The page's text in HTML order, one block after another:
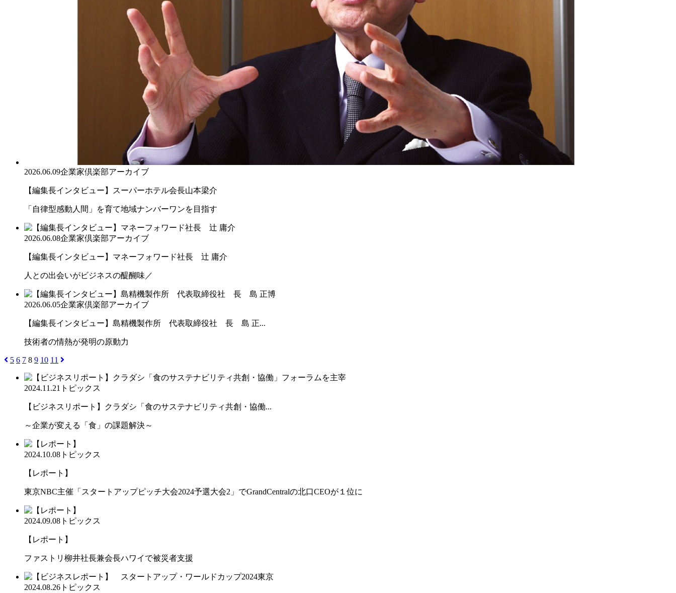
2026.06.09企業家倶楽部アーカイブ
【編集長インタビュー】スーパーホテル会長山本梁介
「自律型感動人間」を育て地域ナンバーワンを目指す
2026.06.08企業家倶楽部アーカイブ
【編集長インタビュー】マネーフォワード社長 辻 庸介
人との出会いがビジネスの醍醐味／
2026.06.05企業家倶楽部アーカイブ
【編集長インタビュー】島精機製作所 代表取締役社 長 島 正...
技術者の情熱が発明の原動力
5 6 7 8 9 10 11
2024.11.21 トピックス
【ビジネスリポート】クラダシ「食のサステナビリティ共創・協働...
～企業が変える「食」の課題解決～
2024.10.08 トピックス
【レポート】
東京NBC主催「スタートアップピッチ大会2024予選大会2」でGrandCentralの北口CEOが１位に
2024.09.08 トピックス
【レポート】
ファストリ柳井社長兼会長ハワイで被災者支援
2024.08.26 トピックス